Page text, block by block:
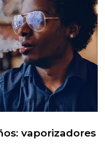
vaporizadores